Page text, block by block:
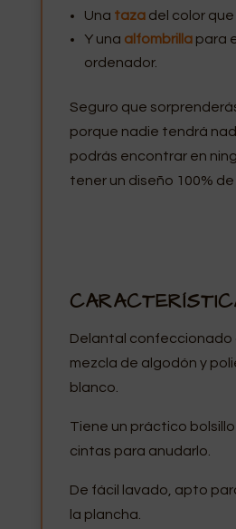
Una taza del color
Y una alfombrilla para
ordenador.
Seguro que
porque nadie tendrá
podrás encontrar en
tener un diseño 100% de
Delantal confeccionado
mezcla de algodón y
blanco.
Tiene un práctico
cintas para anudarlo.
De fácil lavado, apto
la plancha.